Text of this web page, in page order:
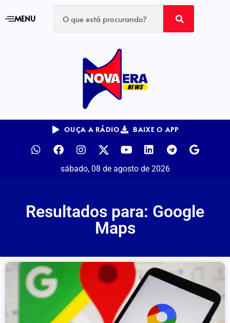
MENU
OUÇA A RÁDIO BAIXE O APP
sábado, 08 de agosto de 2026
Resultados para: Google
Maps